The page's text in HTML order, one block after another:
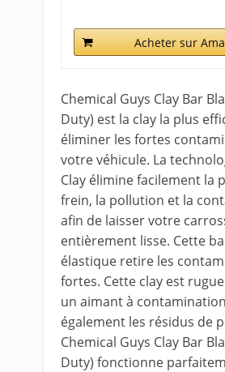
Acheter sur
Chemical Guys Clay Bar
Duty) est la clay la plus
éliminer les fortes
votre véhicule. La
Clay élimine facilement la
frein, la pollution et la
afin de laisser votre
entièrement lisse. Cette
élastique retire les
fortes. Cette clay est
un aimant à
également les résidus de
Chemical Guys Clay Bar
Duty) fonctionne